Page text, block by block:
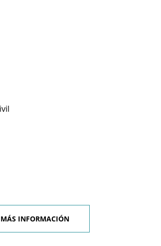
MÁS INFORMACIÓN